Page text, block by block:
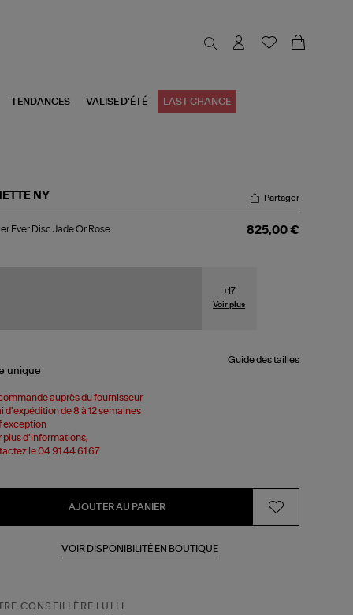
TENDANCES VALISE D'ÉTÉ LAST CHANCE
NY Partager
Ever Disc Jade Or Rose 825,00 €
+17
Voir plus
Guide des tailles
unique
auprès du fournisseur
d'expédition de 8 à 12 semaines
exception
plus d'informations,
le 04 91 44 61 67
AJOUTER AU PANIER
VOIR DISPONIBILITÉ EN BOUTIQUE
CONSEILLÈRE LULLI